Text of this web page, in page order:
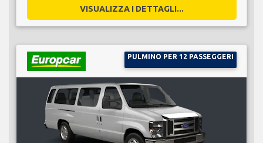
VISUALIZZA I DETTAGLI...
PULMINO PER 12 PASSEGGERI